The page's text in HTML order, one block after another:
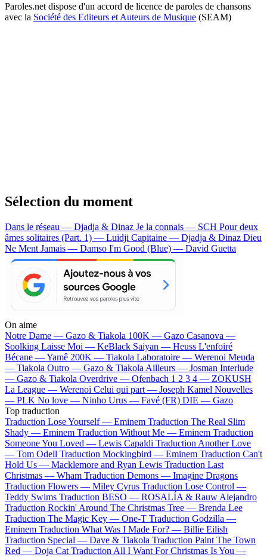
Paroles.net dispose d'un accord de licence de paroles de chansons
avec la Société des Editeurs et Auteurs de Musique (SEAM)
Sélection du moment
Dans le réseau — Djadja & Dinaz Je la connais — SCH Pour deux
âmes solitaires (Part. 1) — Luidji Capitaine — Djadja & Dinaz Dieu
Ne Ment Jamais — Damso I'm Good (Blue) — David Guetta
On aime
Notre Dame — Gazo & Tiakola 100K — Gazo Casanova —
Soolking Laisse Moi — KeBlack Saiyan — Heuss L'enfoiré
Bécane —Yamê 200K — Tiakola Laboratoire — Werenoi Meuda
— Tiakola Outro — Gazo & Tiakola Ailleurs — Josman Interlude
— Gazo & Tiakola Overdrive — Ofenbach 1 2 3 4 — ZOKUSH
La League — Werenoi Celui qui part — Joseph Kamel Nouvelles
— PLK No love — Ninho Urus — Favé (FR) DIE — Gazo
Top traduction
Traduction Lose Yourself — Eminem Traduction The Real Slim
Shady — Eminem Traduction Without Me — Eminem Traduction
Someone You Loved — Lewis Capaldi Traduction Another Love
— Tom Odell Traduction Mockingbird — Eminem Traduction Can't
Hold Us — Macklemore and Ryan Lewis Traduction Last
Christmas — Wham Traduction Demons — Imagine Dragons
Traduction Flowers — Miley Cyrus Traduction Lose Control —
Teddy Swims Traduction BESO — ROSALÍA & Rauw Alejandro
Traduction Rockin' Around The Christmas Tree — Brenda Lee
Traduction The Magic Key — One-T Traduction Godzilla —
Eminem Traduction What Was I Made For? — Billie Eilish
Traduction Special — Dave & Tiakola Traduction Paint The Town
Red — Doja Cat Traduction All I Want For Christmas Is You —